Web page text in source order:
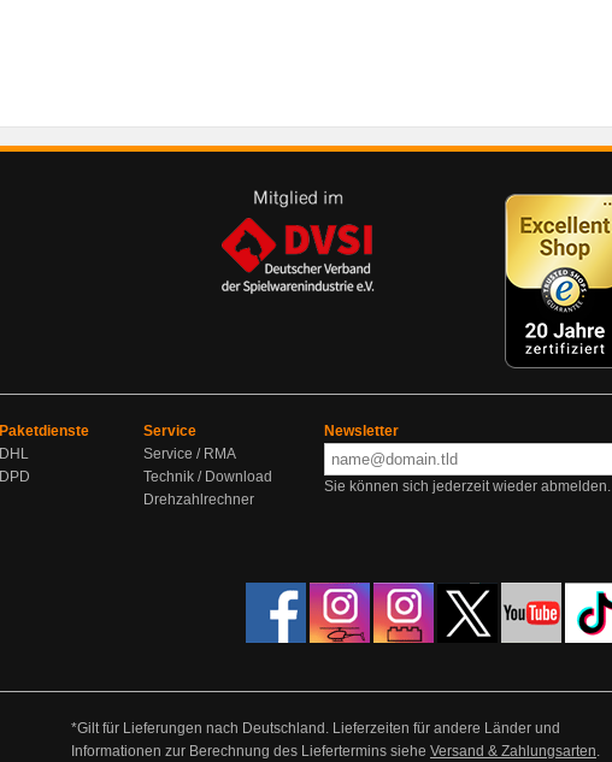
Paketdienste
DHL
DPD
Service
Service / RMA
Technik / Download
Drehzahlrechner
Newsletter
Sie können sich jederzeit wieder abmelden.
*Gilt für Lieferungen nach Deutschland. Lieferzeiten für andere Länder und
Informationen zur Berechnung des Liefertermins siehe Versand & Zahlungsarten.